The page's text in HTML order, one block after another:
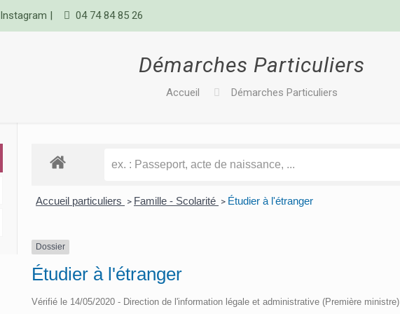
Instagram | 04 74 84 85 26
Démarches Particuliers
Accueil Démarches Particuliers
Accueil particuliers > Famille - Scolarité > Étudier à l'étranger
Dossier
Étudier à l'étranger
Vérifié le 14/05/2020 - Direction de l'information légale et administrative (Première ministre)